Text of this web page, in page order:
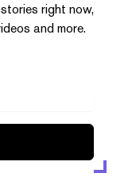
right now,
and more.